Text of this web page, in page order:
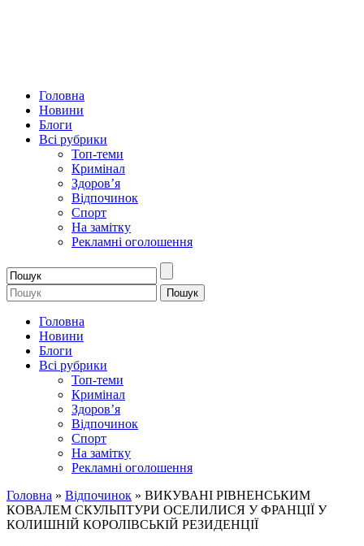
Головна
Новини
Блоги
Всі рубрики
Топ-теми
Кримінал
Здоров’я
Відпочинок
Спорт
На замітку
Рекламні оголошення
Головна
Новини
Блоги
Всі рубрики
Топ-теми
Кримінал
Здоров’я
Відпочинок
Спорт
На замітку
Рекламні оголошення
Головна » Відпочинок » ВИКУВАНІ РІВНЕНСЬКИМ
КОВАЛЕМ СКУЛЬПТУРИ ОСЕЛИЛИСЯ У ФРАНЦІЇ У
КОЛИШНІЙ КОРОЛІВСЬКІЙ РЕЗИДЕНЦІЇ